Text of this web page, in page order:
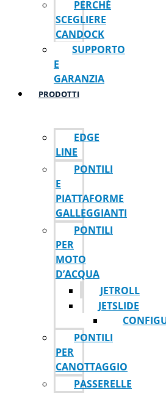
PERCHÉ
SCEGLIERE
CANDOCK
SUPPORTO
E
GARANZIA
PRODOTTI
EDGE
LINE
PONTILI
E
PIATTAFORME
GALLEGGIANTI
PONTILI
PER
MOTO
D’ACQUA
JETROLL
JETSLIDE
PONTILI
PER
CANOTTAGGIO
PASSERELLE